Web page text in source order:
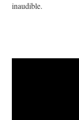
inaudible.